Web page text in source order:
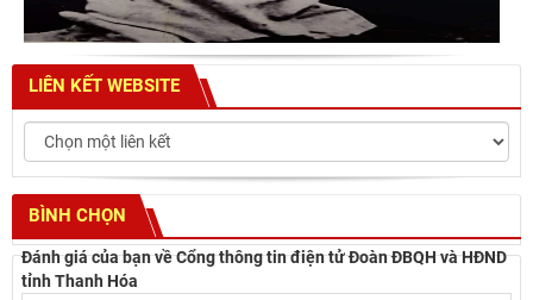
LIÊN KẾT WEBSITE
BÌNH CHỌN
Đánh giá của bạn về Cổng thông tin điện tử Đoàn ĐBQH và HĐND
tỉnh Thanh Hóa